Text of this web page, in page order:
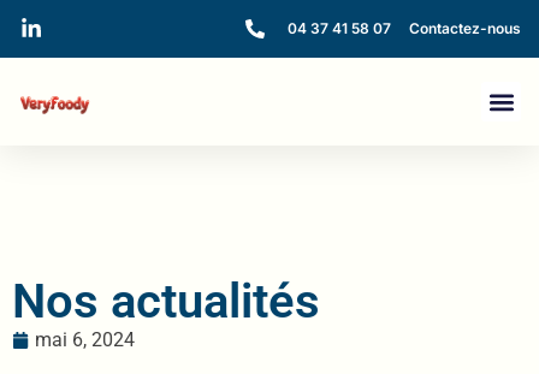
04 37 41 58 07 Contactez-nous
Nos actualités
mai 6, 2024